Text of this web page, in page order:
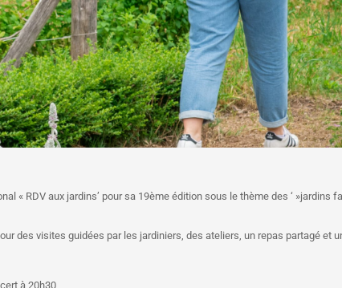
« RDV aux jardins’ pour sa 19ème édition sous le thème des ‘ »jardins
des visites guidées par les jardiniers, des ateliers, un repas partagé et
à 20h30